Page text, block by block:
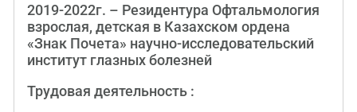
2019-2022г. – Резидентура Офтальмология
взрослая, детская в Казахском ордена
«Знак Почета» научно-исследовательский
институт глазных болезней
Трудовая деятельность :